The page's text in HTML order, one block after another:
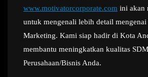
www.motivatorcorporate.com ini akan
untuk mengenali lebih detail mengenai
Marketing. Kami siap hadir di Kota
membantu meningkatkan kualitas
Perusahaan/Bisnis Anda.